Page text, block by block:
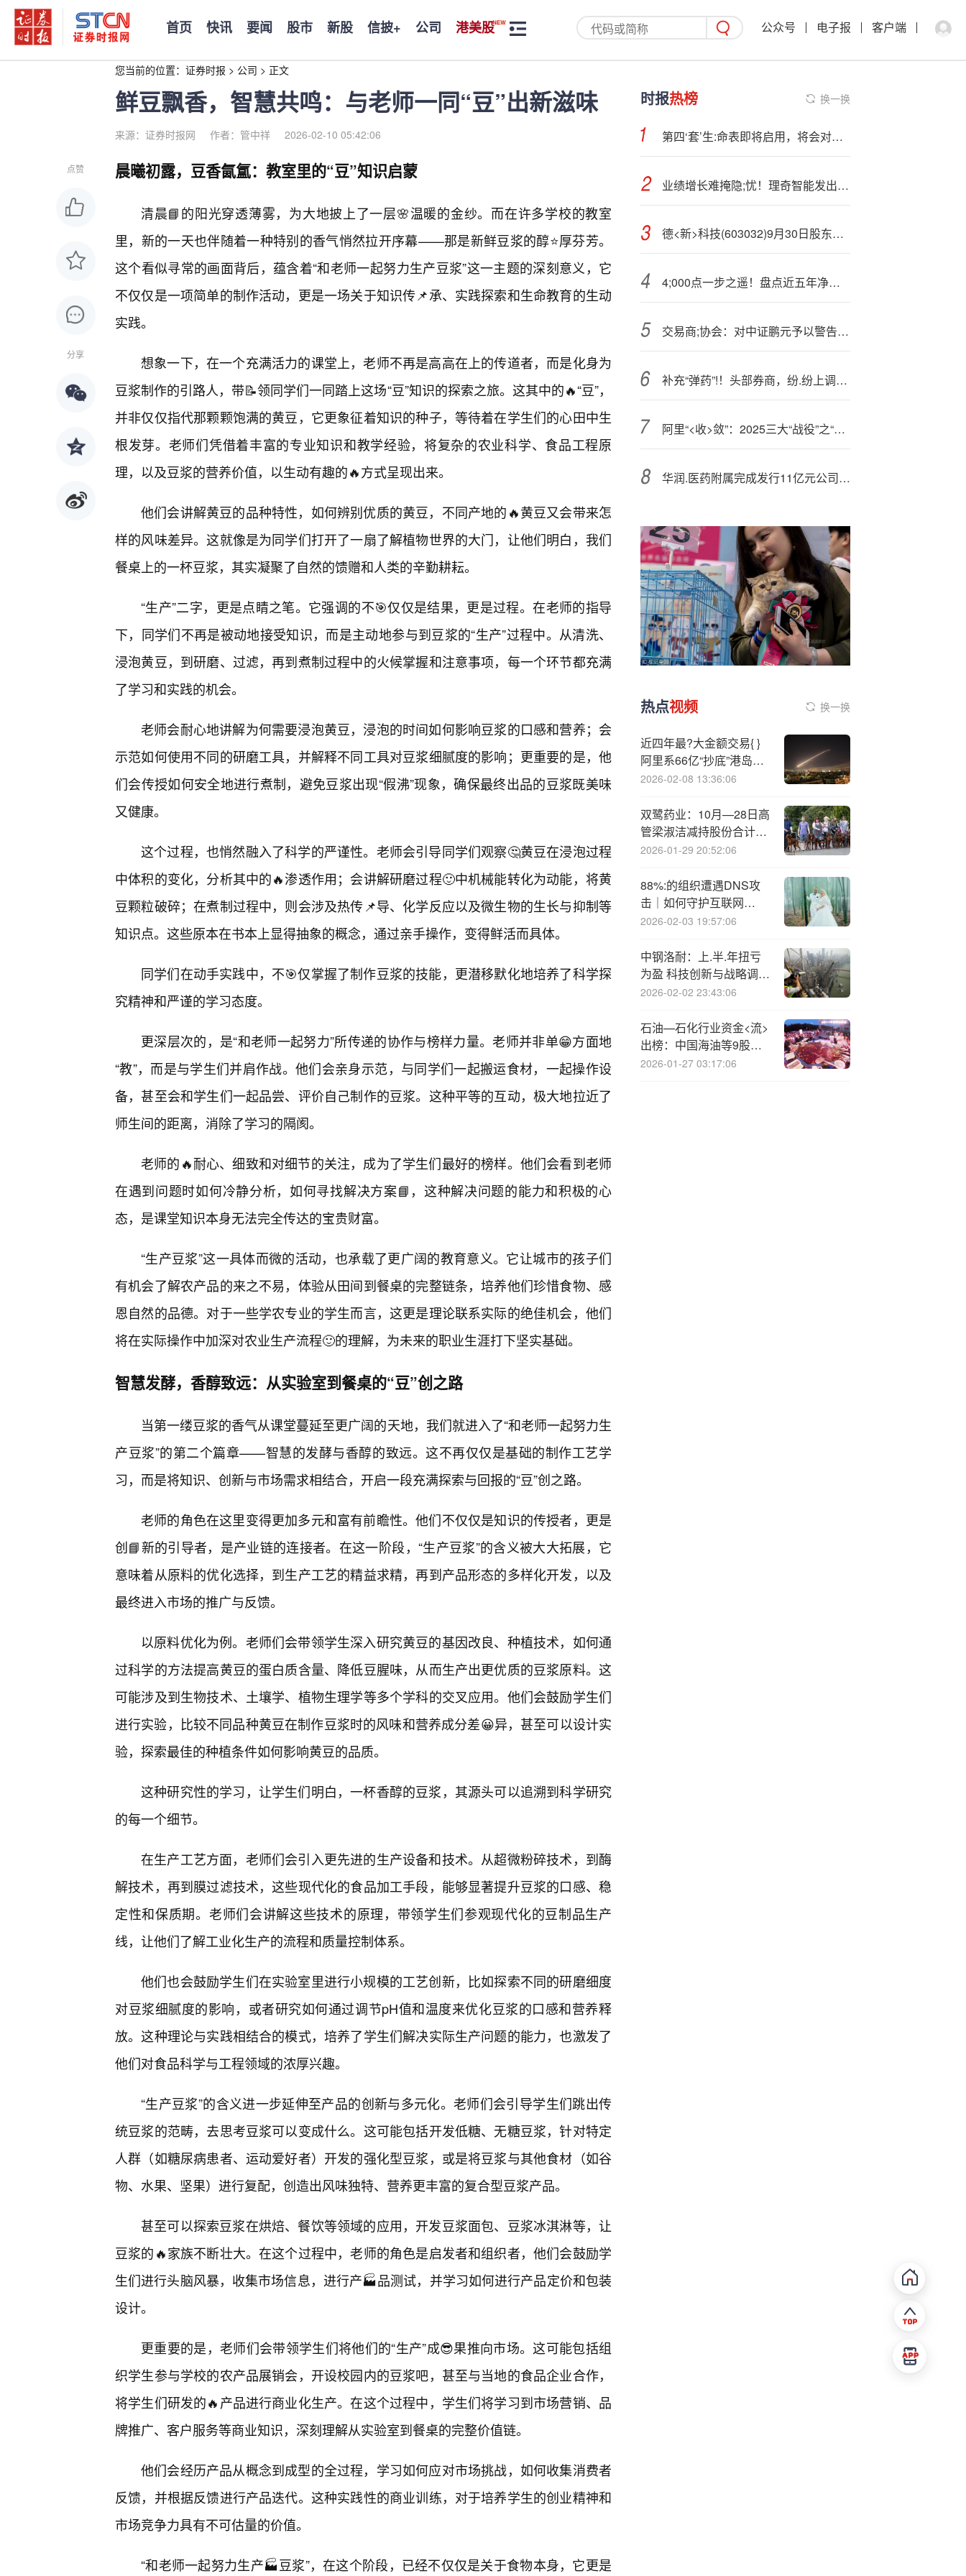
首页 快讯 要闻 股市 新股 信披+ 公司 港美股 公众号 电子报 客户端
您当前的位置： 证券时报 > 公司 > 正文
鲜豆飘香，智慧共鸣：与老师一同“豆”出新滋味
来源：证券时报网 作者：管中祥 2026-02-10 05:42:06
点赞
分享
晨曦初露，豆香氤氲：教室里的“豆”知识启蒙
清晨📘的阳光穿透薄雾，为大地披上了一层🌸温暖的金纱。而在许多学校的教室
里，新的一天也伴随着一种特别的香气悄然拉开序幕——那是新鲜豆浆的醇⭐厚芬芳。
这个看似寻常的画面背后，蕴含着“和老师一起努力生产豆浆”这一主题的深刻意义，它
不仅仅是一项简单的制作活动，更是一场关于知识传📌承、实践探索和生命教育的生动
实践。
想象一下，在一个充满活力的课堂上，老师不再是高高在上的传道者，而是化身为
豆浆制作的引路人，带📝领同学们一同踏上这场“豆”知识的探索之旅。这其中的🔥“豆”，
并非仅仅指代那颗颗饱满的黄豆，它更象征着知识的种子，等待着在学生们的心田中生
根发芽。老师们凭借着丰富的专业知识和教学经验，将复杂的农业科学、食品工程原
理，以及豆浆的营养价值，以生动有趣的🔥方式呈现出来。
他们会讲解黄豆的品种特性，如何辨别优质的黄豆，不同产地的🔥黄豆又会带来怎
样的风味差异。这就像是为同学们打开了一扇了解植物世界的大门，让他们明白，我们
餐桌上的一杯豆浆，其实凝聚了自然的馈赠和人类的辛勤耕耘。
“生产”二字，更是点睛之笔。它强调的不🎯仅仅是结果，更是过程。在老师的指导
下，同学们不再是被动地接受知识，而是主动地参与到豆浆的“生产”过程中。从清洗、
浸泡黄豆，到研磨、过滤，再到煮制过程中的火候掌握和注意事项，每一个环节都充满
了学习和实践的机会。
老师会耐心地讲解为何需要浸泡黄豆，浸泡的时间如何影响豆浆的口感和营养；会
示范如何使用不同的研磨工具，并解释不同工具对豆浆细腻度的影响；更重要的是，他
们会传授如何安全地进行煮制，避免豆浆出现“假沸”现象，确保最终出品的豆浆既美味
又健康。
这个过程，也悄然融入了科学的严谨性。老师会引导同学们观察🤔黄豆在浸泡过程
中体积的变化，分析其中的🔥渗透作用；会讲解研磨过程🙂中机械能转化为动能，将黄
豆颗粒破碎；在煮制过程中，则会涉及热传📌导、化学反应以及微生物的生长与抑制等
知识点。这些原本在书本上显得抽象的概念，通过亲手操作，变得鲜活而具体。
同学们在动手实践中，不🎯仅掌握了制作豆浆的技能，更潜移默化地培养了科学探
究精神和严谨的学习态度。
更深层次的，是“和老师一起努力”所传递的协作与榜样力量。老师并非单😁方面地
“教”，而是与学生们并肩作战。他们会亲身示范，与同学们一起搬运食材，一起操作设
备，甚至会和学生们一起品尝、评价自己制作的豆浆。这种平等的互动，极大地拉近了
师生间的距离，消除了学习的隔阂。
老师的🔥耐心、细致和对细节的关注，成为了学生们最好的榜样。他们会看到老师
在遇到问题时如何冷静分析，如何寻找解决方案📘，这种解决问题的能力和积极的心
态，是课堂知识本身无法完全传达的宝贵财富。
“生产豆浆”这一具体而微的活动，也承载了更广阔的教育意义。它让城市的孩子们
有机会了解农产品的来之不易，体验从田间到餐桌的完整链条，培养他们珍惜食物、感
恩自然的品德。对于一些学农专业的学生而言，这更是理论联系实际的绝佳机会，他们
将在实际操作中加深对农业生产流程🙂的理解，为未来的职业生涯打下坚实基础。
智慧发酵，香醇致远：从实验室到餐桌的“豆”创之路
当第一缕豆浆的香气从课堂蔓延至更广阔的天地，我们就进入了“和老师一起努力生
产豆浆”的第二个篇章——智慧的发酵与香醇的致远。这不再仅仅是基础的制作工艺学
习，而是将知识、创新与市场需求相结合，开启一段充满探索与回报的“豆”创之路。
老师的角色在这里变得更加多元和富有前瞻性。他们不仅仅是知识的传授者，更是
创📘新的引导者，是产业链的连接者。在这一阶段，“生产豆浆”的含义被大大拓展，它
意味着从原料的优化选择，到生产工艺的精益求精，再到产品形态的多样化开发，以及
最终进入市场的推广与反馈。
以原料优化为例。老师们会带领学生深入研究黄豆的基因改良、种植技术，如何通
过科学的方法提高黄豆的蛋白质含量、降低豆腥味，从而生产出更优质的豆浆原料。这
可能涉及到生物技术、土壤学、植物生理学等多个学科的交叉应用。他们会鼓励学生们
进行实验，比较不同品种黄豆在制作豆浆时的风味和营养成分差😀异，甚至可以设计实
验，探索最佳的种植条件如何影响黄豆的品质。
这种研究性的学习，让学生们明白，一杯香醇的豆浆，其源头可以追溯到科学研究
的每一个细节。
在生产工艺方面，老师们会引入更先进的生产设备和技术。从超微粉碎技术，到酶
解技术，再到膜过滤技术，这些现代化的食品加工手段，能够显著提升豆浆的口感、稳
定性和保质期。老师们会讲解这些技术的原理，带领学生们参观现代化的豆制品生产
线，让他们了解工业化生产的流程和质量控制体系。
他们也会鼓励学生们在实验室里进行小规模的工艺创新，比如探索不同的研磨细度
对豆浆细腻度的影响，或者研究如何通过调节pH值和温度来优化豆浆的口感和营养释
放。这种理论与实践相结合的模式，培养了学生们解决实际生产问题的能力，也激发了
他们对食品科学与工程领域的浓厚兴趣。
“生产豆浆”的含义进一步延伸至产品的创新与多元化。老师们会引导学生们跳出传
统豆浆的范畴，去思考豆浆可以变成什么。这可能包括开发低糖、无糖豆浆，针对特定
人群（如糖尿病患者、运动爱好者）开发的强化型豆浆，或是将豆浆与其他食材（如谷
物、水果、坚果）进行复配，创造出风味独特、营养更丰富的复合型豆浆产品。
甚至可以探索豆浆在烘焙、餐饮等领域的应用，开发豆浆面包、豆浆冰淇淋等，让
豆浆的🔥家族不断壮大。在这个过程中，老师的角色是启发者和组织者，他们会鼓励学
生们进行头脑风暴，收集市场信息，进行产🏭品测试，并学习如何进行产品定价和包装
设计。
更重要的是，老师们会带领学生们将他们的“生产”成😎果推向市场。这可能包括组
织学生参与学校的农产品展销会，开设校园内的豆浆吧，甚至与当地的食品企业合作，
将学生们研发的🔥产品进行商业化生产。在这个过程中，学生们将学习到市场营销、品
牌推广、客户服务等商业知识，深刻理解从实验室到餐桌的完整价值链。
他们会经历产品从概念到成型的全过程，学习如何应对市场挑战，如何收集消费者
反馈，并根据反馈进行产品迭代。这种实践性的商业训练，对于培养学生的创业精神和
市场竞争力具有不可估量的价值。
“和老师一起努力生产🏭豆浆”，在这个阶段，已经不仅仅是关于食物本身，它更是
时报热榜 换一换
第四‘套’生:命表即将启用，将会对保险产品的定价产生什么样的影响呢？
业绩增长难掩隐;忧！理奇智能发出商品占存货89％
德<新>科技(603032)9月30日股东户数3.55万户，较上期增加17.84%
4;000点一步之遥！盘点近五年净值频频创新高的主动权益基金
交易商;协会：对中证鹏元予以警告，责令其针对市场营销、评级作业等问题全面整改
补充“弹药”!！头部券商，纷.纷上调两融额度！
阿里“<收>敛”：2025三大“战役”之“未来之战”
华润.医药附属完成发行11亿元公司债券
热点视频 换一换
近四年最?大金额交易{ }
阿里系66亿“抄底”港岛写
字楼
2026-02-08 13:36:06
双鹭药业：10月—28日高
管梁淑洁减持股份合计
3.51万股
2026-01-29 20:52:06
88%:的组织遭遇DNS攻
击｜如何守护互联网
“GPS”的安全？
2026-02-03 19:57:06
中钢洛耐：上.半.年扭亏
为盈 科技创新与战略调整
驱动高质量发展
2026-02-02 23:43:06
石油—石化行业资金<流>
出榜：中国海油等9股净
流出资金超3000万元
2026-01-27 03:17:06